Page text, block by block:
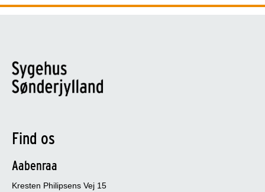
Find os
Aabenraa
Kresten Philipsens Vej 15